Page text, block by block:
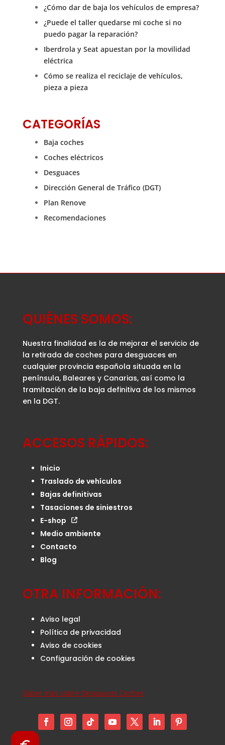
¿Cómo dar de baja los vehículos de empresa?
¿Puede el taller quedarse mi coche si no
puedo pagar la reparación?
Iberdrola y Seat apuestan por la movilidad
eléctrica
Cómo se realiza el reciclaje de vehículos,
pieza a pieza
CATEGORÍAS
Baja coches
Coches eléctricos
Desguaces
Dirección General de Tráfico (DGT)
Plan Renove
Recomendaciones
QUIÉNES SOMOS:
Nuestra finalidad es la de mejorar el servicio de
la retirada de coches para desguaces en
cualquier provincia española situada en la
península, Baleares y Canarias, así como la
tramitación de la baja definitiva de los mismos
en la DGT.
ACCESOS RÁPIDOS:
Inicio
Traslado de vehículos
Bajas definitivas
Tasaciones de siniestros
E-shop
Medio ambiente
Contacto
Blog
OTRA INFORMACIÓN:
Aviso legal
Política de privacidad
Aviso de cookies
Configuración de cookies
Saber más sobre Desguaces Coches